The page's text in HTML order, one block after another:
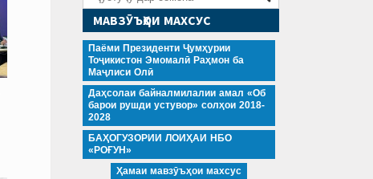
МАВЗӮЪҲОИ МАХСУС
Паёми Президенти Ҷумҳурии
Тоҷикистон Эмомалӣ Раҳмон ба
Маҷлиси Олӣ
Даҳсолаи байналмилалии амал «Об
барои рушди устувор» солҳои 2018-
2028
БАҲОГУЗОРИИ ЛОИҲАИ НБО
«РОҒУН»
Ҳамаи мавзӯъҳои махсус